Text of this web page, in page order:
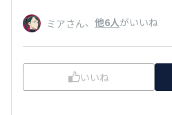
ミアさん、 他6人がいいね
いいね